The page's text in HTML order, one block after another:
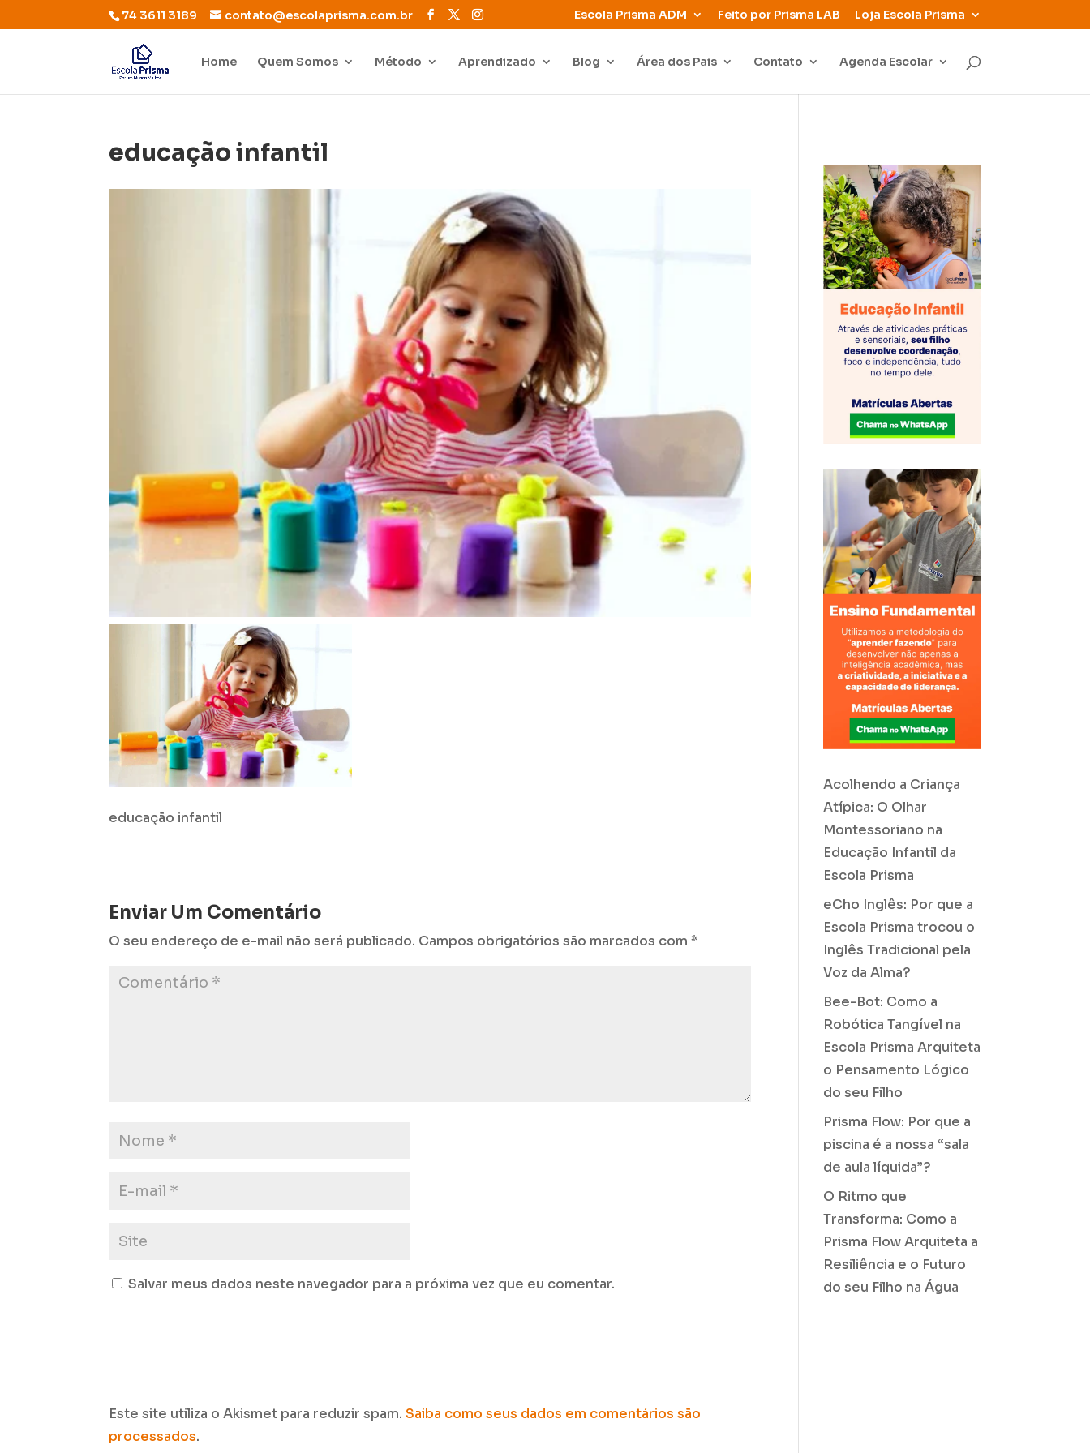
74 3611 3189 contato@escolaprisma.com.br Escola Prisma ADM Feito por Prisma LAB Loja Escola Prisma
Home Quem Somos Método Aprendizado Blog Área dos Pais Contato Agenda Escolar
educação infantil
educação infantil
Enviar Um Comentário
O seu endereço de e-mail não será publicado. Campos obrigatórios são marcados com*
Salvar meus dados neste navegador para a próxima vez que eu comentar.
Este site utiliza o Akismet para reduzir spam.Saiba como seus dados em comentários são
processados.
Acolhendo a Criança
Atípica: O Olhar
Montessoriano na
Educação Infantil da
Escola Prisma
eCho Inglês: Por que a
Escola Prisma trocou o
Inglês Tradicional pela
Voz da Alma?
Bee-Bot: Como a
Robótica Tangível na
Escola Prisma Arquiteta
o Pensamento Lógico
do seu Filho
Prisma Flow: Por que a
piscina é a nossa “sala
de aula líquida”?
O Ritmo que
Transforma: Como a
Prisma Flow Arquiteta a
Resiliência e o Futuro
do seu Filho na Água